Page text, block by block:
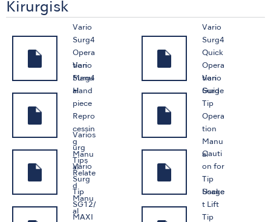
Kirurgisk
Vario
Surg4
Opera
tion
Manu
al
Vario
Surg4
Quick
Opera
tion
Guide
Vario
Surg4
Hand
piece
Repro
cessin
g
Manu
al
Vario
Surg
Tip
Opera
tion
Manu
al
Varios
urg
Tips
Relate
d
Manu
al
Cauti
on for
Tip
Usage
Vario
Surg
Tip
SG12/
MAXI
Socke
t Lift
Tip